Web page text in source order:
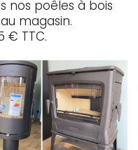
nos poêles à bois
magasin.
€ TTC.